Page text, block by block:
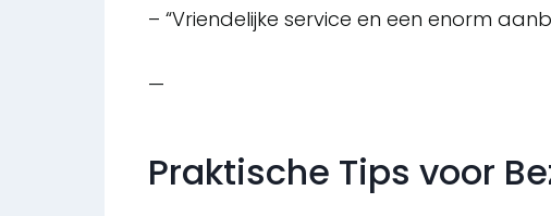
– “Vriendelijke service en een enorm
—
Praktische Tips voor